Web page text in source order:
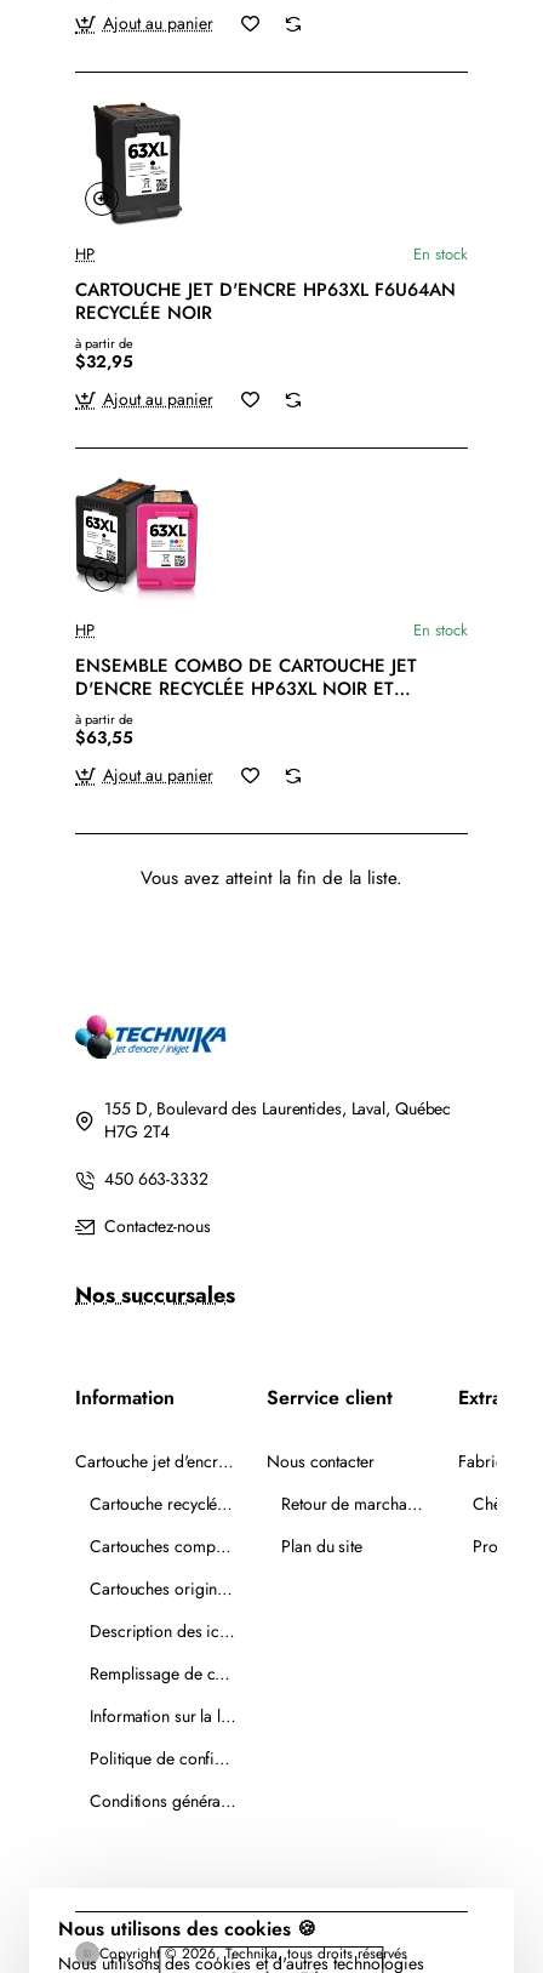
Nous utilisons des cookies 🍪
Nous utilisons des cookies et d'autres technologies
Ajout au panier
HP En stock
CARTOUCHE JET D'ENCRE HP63XL F6U64AN
RECYCLÉE NOIR
à partir de
$32,95
Ajout au panier
HP En stock
ENSEMBLE COMBO DE CARTOUCHE JET
D'ENCRE RECYCLÉE HP63XL NOIR ET
COULEUR
à partir de
$63,55
Ajout au panier
Vous avez atteint la fin de la liste.
155 D, Boulevard des Laurentides, Laval, Québec
H7G 2T4
450 663-3332
Contactez-nous
Nos succursales
Information
Cartouche jet d'encre recyclée
Cartouche recyclée PLUS
Cartouches compatibles
Cartouches originales
Description des icônes
Remplissage de cartouches
Information sur la livraison
Politique de confidentialité
Conditions générales de vente
Serrvice client
Nous contacter
Retour de marchandise
Plan du site
Extra
Fabricants
Copyright © 2026, Technika, tous droits réservés